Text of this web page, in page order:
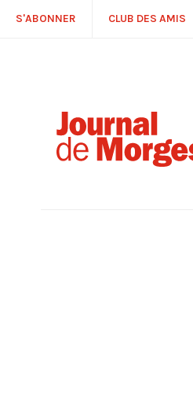
S'ABONNER CLUB DES AMIS